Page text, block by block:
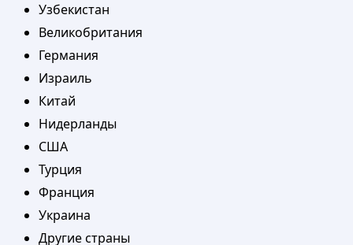
Узбекистан
Великобритания
Германия
Израиль
Китай
Нидерланды
США
Турция
Франция
Украина
Другие страны